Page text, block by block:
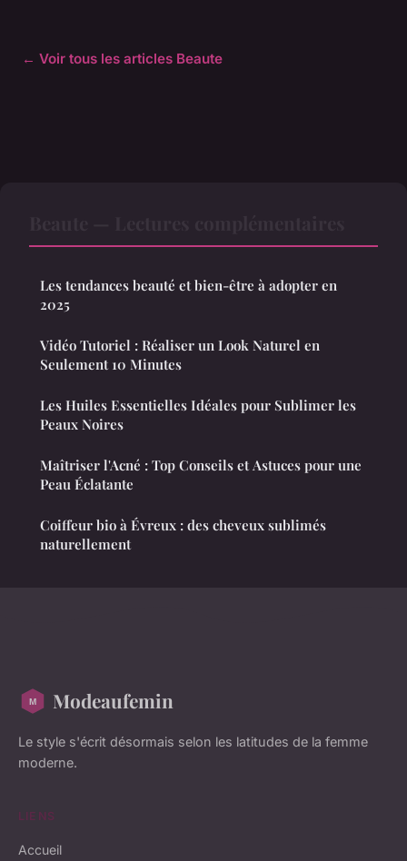
← Voir tous les articles Beaute
Les tendances beauté et bien-être à adopter en
2025
Vidéo Tutoriel : Réaliser un Look Naturel en
Seulement 10 Minutes
Les Huiles Essentielles Idéales pour Sublimer les
Peaux Noires
Maîtriser l'Acné : Top Conseils et Astuces pour une
Peau Éclatante
Coiffeur bio à Évreux : des cheveux sublimés
naturellement
Modeaufemin
Le style s'écrit désormais selon les latitudes de la femme
moderne.
LIENS
Accueil